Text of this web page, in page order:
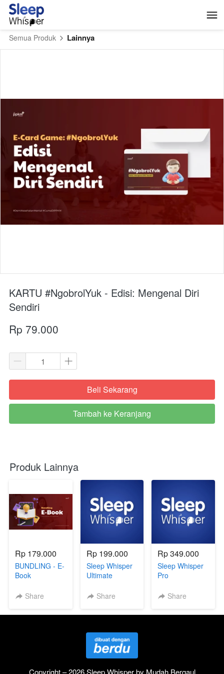
Semua Produk Lainnya
KARTU #NgobrolYuk - Edisi: Mengenal Diri
Sendiri
Rp 79.000
`Beli Sekarang
`
Tambah ke Keranjang
Produk Lainnya
Rp 179.000
BUNDLING - E-
Book
Share
Rp 199.000
Sleep Whisper
Ultimate
Share
Rp 349.000
Sleep Whisper
Pro
Share
Copyright – 2026 Sleep Whisper by Mudah Bergaul